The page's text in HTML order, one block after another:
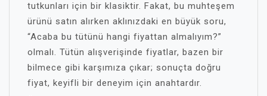
tutkunları için bir klasiktir. Fakat, bu muhteşem
ürünü satın alırken aklınızdaki en büyük soru,
“Acaba bu tütünü hangi fiyattan almalıyım?”
olmalı. Tütün alışverişinde fiyatlar, bazen bir
bilmece gibi karşımıza çıkar; sonuçta doğru
fiyat, keyifli bir deneyim için anahtardır.